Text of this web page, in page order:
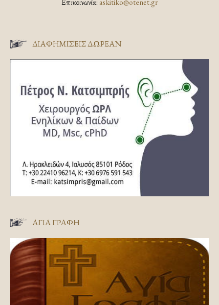
Επικοινωνία:askitiko@otenet.gr
ΔΙΑΦΗΜΊΣΕΙΣ ΔΩΡΕΆΝ
ΑΓΊΑ ΓΡΑΦΉ